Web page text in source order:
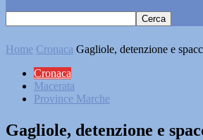
Home Cronaca Gagliole, detenzione e
Cronaca
Macerata
Province Marche
Gagliole, detenzione e